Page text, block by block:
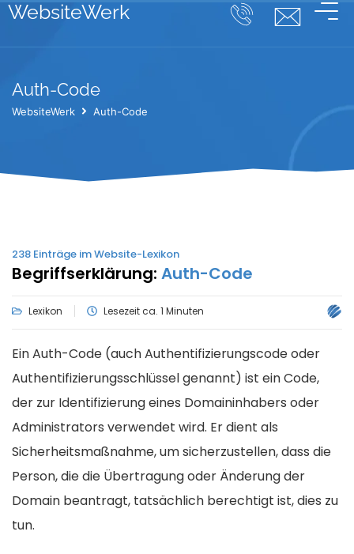
WebsiteWerk
Auth-Code
WebsiteWerk Auth-Code
238 Einträge im Website-Lexikon
Begriffserklärung: Auth-Code
Lexikon Lesezeit ca. 1 Minuten
Ein Auth-Code (auch Authentifizierungscode oder
Authentifizierungsschlüssel genannt) ist ein Code,
der zur Identifizierung eines Domaininhabers oder
Administrators verwendet wird. Er dient als
Sicherheitsmaßnahme, um sicherzustellen, dass die
Person, die die Übertragung oder Änderung der
Domain beantragt, tatsächlich berechtigt ist, dies zu
tun.